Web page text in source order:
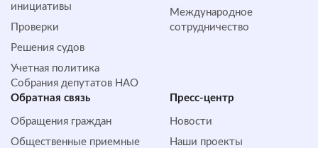
инициативы
Проверки
Решения судов
Учетная политика
Собрания депутатов НАО
Международное
сотрудничество
Обратная cвязь
Обращения граждан
Общественные приемные
Пресс-центр
Новости
Наши проекты